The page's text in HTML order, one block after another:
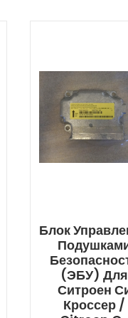
Блок
(ЭБУ) Для
Ситроен
Кроссер /